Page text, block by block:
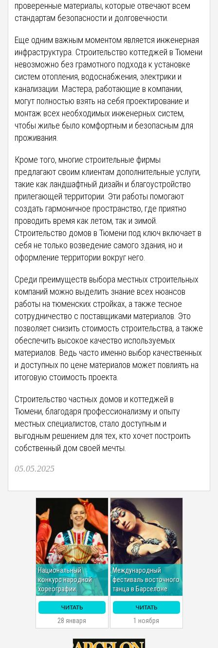
проверенные материалы, которые отвечают всем
стандартам безопасности и долговечности.
Еще одним важным моментом является инженерная
инфраструктура. Строительство коттеджей в Тюмени
невозможно без грамотного подхода к установке
систем отопления, водоснабжения, электрики и
канализации. Мастера, работающие в компании,
могут полностью взять на себя проектирование и
монтаж всех необходимых инженерных систем,
чтобы жилье было комфортным и безопасным для
проживания.
Кроме того, многие строительные фирмы
предлагают своим клиентам дополнительные услуги,
такие как ландшафтный дизайн и благоустройство
прилегающей территории. Эти работы помогают
создать гармоничное пространство, где приятно
проводить время как летом, так и зимой.
Строительство домов в Тюмени под ключ включает в
себя не только возведение самого здания, но и
оформление территории вокруг него.
Среди преимуществ выбора местных строительных
компаний можно выделить знание всех нюансов
работы на тюменских стройках, а также тесное
сотрудничество с поставщиками материалов. Это
позволяет снизить стоимость строительства, а также
обеспечить высокое качество используемых
материалов. Ведь часто именно выбор качественных
и доступных по цене материалов может повлиять на
итоговую стоимость проекта.
Строительство частных домов и коттеджей в
Тюмени, благодаря профессионализму и опыту
местных специалистов, стало доступным и
выгодным решением для тех, кто хочет построить
собственный дом своей мечты.
05.05.2025
Национальный
конкурс народной
хореографии.
ЧИТАТЬ
28 января
Международный
фестиваль восточного
танца в Барселоне
ЧИТАТЬ
1 ноября